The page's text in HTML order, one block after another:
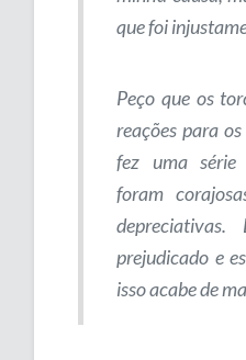
que foi
Peço que os
reações para
fez uma série
foram
prejudicado e
isso acabe de